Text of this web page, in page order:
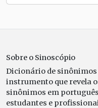
Sobre o Sinoscópio
Dicionário de
instrumento que revela
sinônimos em
estudantes e